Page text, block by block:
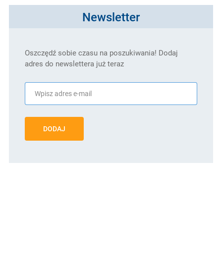
Newsletter
Oszczędź sobie czasu na poszukiwania! Dodaj
adres do newslettera już teraz
DODAJ